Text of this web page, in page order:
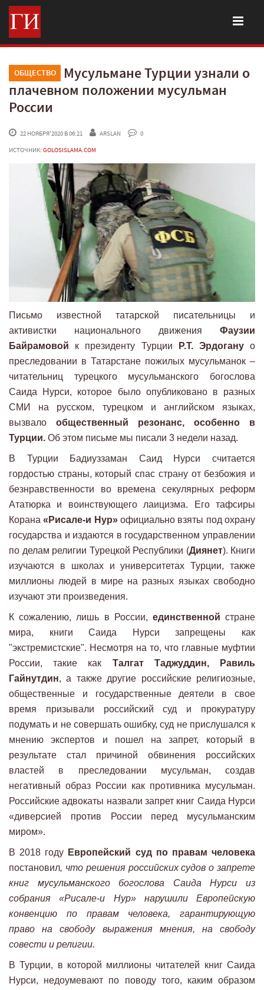
ОБЩЕСТВО
Мусульмане Турции узнали о
плачевном положении мусульман
России
22 НОЯБРЯ'2020 В 06:21 ARSLAN
0
ИСТОЧНИК: GOLOSISLAMA.COM
Письмо известной татарской писательницы и
активистки национального движения Фаузии
Байрамовой к президенту Турции Р.Т. Эрдогануо
преследовании в Татарстане пожилых мусульманок –
читательниц турецкого мусульманского богослова
Саида Нурси, которое было опубликовано в разных
СМИ на русском, турецком и английском языках,
вызвало общественный резонанс, особенно в
Турции. Об этом письме мы писали 3 недели назад.
В Турции Бадиуззаман Саид Нурси считается
гордостью страны, который спас страну от безбожия и
безнравственности во времена секулярных реформ
Ататюрка и воинствующего лаицизма. Его тафсиры
Корана «Рисале-и Нур»официально взяты под охрану
государства и издаются в государственном управлении
по делам религии Турецкой Республики (Диянет). Книги
изучаются в школах и университетах Турции, также
миллионы людей в мире на разных языках свободно
изучают эти произведения.
К сожалению, лишь в России, единственной стране
мира, книги Саида Нурси запрещены как
"экстремистские". Несмотря на то, что главные муфтии
России, такие как Талгат Таджуддин, Равиль
Гайнутдин, а также другие российские религиозные,
общественные и государственные деятели в свое
время призывали российский суд и прокуратуру
подумать и не совершать ошибку, суд не прислушался к
мнению экспертов и пошел на запрет, который в
результате стал причиной обвинения российских
властей в преследовании мусульман, создав
негативный образ России как противника мусульман.
Российские адвокаты назвали запрет книг Саида Нурси
«диверсией против России перед мусульманским
миром».
В 2018 году Европейский суд по правам человека
постановил, что решения российских судов о запрете
книг мусульманского богослова Саида Нурси из
собрания «Рисале-и Нур» нарушили Европейскую
конвенцию по правам человека, гарантирующую
право на свободу выражения мнения, на свободу
совести и религии.
В Турции, в которой миллионы читателей книг Саида
Нурси, недоумевают по поводу того, каким образом